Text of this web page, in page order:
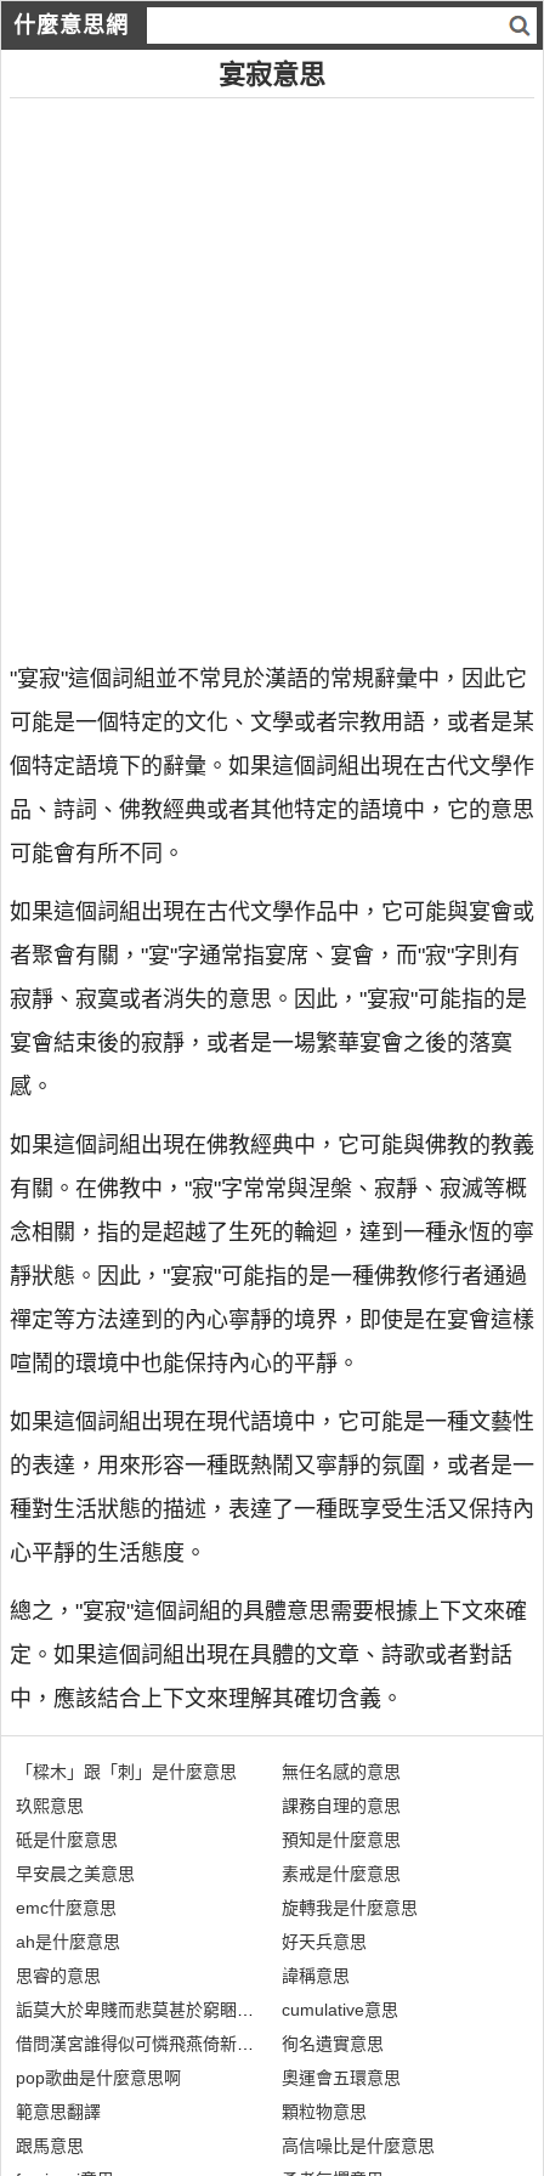
什麼意思網
宴寂意思
"宴寂"這個詞組並不常見於漢語的常規辭彙中，因此它
可能是一個特定的文化、文學或者宗教用語，或者是某
個特定語境下的辭彙。如果這個詞組出現在古代文學作
品、詩詞、佛教經典或者其他特定的語境中，它的意思
可能會有所不同。
如果這個詞組出現在古代文學作品中，它可能與宴會或
者聚會有關，"宴"字通常指宴席、宴會，而"寂"字則有
寂靜、寂寞或者消失的意思。因此，"宴寂"可能指的是
宴會結束後的寂靜，或者是一場繁華宴會之後的落寞
感。
如果這個詞組出現在佛教經典中，它可能與佛教的教義
有關。在佛教中，"寂"字常常與涅槃、寂靜、寂滅等概
念相關，指的是超越了生死的輪迴，達到一種永恆的寧
靜狀態。因此，"宴寂"可能指的是一種佛教修行者通過
禪定等方法達到的內心寧靜的境界，即使是在宴會這樣
喧鬧的環境中也能保持內心的平靜。
如果這個詞組出現在現代語境中，它可能是一種文藝性
的表達，用來形容一種既熱鬧又寧靜的氛圍，或者是一
種對生活狀態的描述，表達了一種既享受生活又保持內
心平靜的生活態度。
總之，"宴寂"這個詞組的具體意思需要根據上下文來確
定。如果這個詞組出現在具體的文章、詩歌或者對話
中，應該結合上下文來理解其確切含義。
「樑木」跟「刺」是什麼意思
玖熙意思
砥是什麼意思
早安晨之美意思
emc什麼意思
ah是什麼意思
思睿的意思
詬莫大於卑賤而悲莫甚於窮睏意思
借問漢宮誰得似可憐飛燕倚新妝意思
pop歌曲是什麼意思啊
範意思翻譯
跟馬意思
無任名感的意思
課務自理的意思
預知是什麼意思
素戒是什麼意思
旋轉我是什麼意思
好天兵意思
諱稱意思
cumulative意思
徇名遺實意思
奧運會五環意思
顆粒物意思
高信噪比是什麼意思